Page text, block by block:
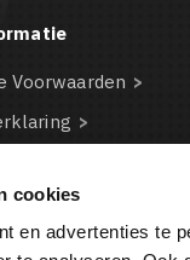
cookies
en advertenties te
Voorwaarden